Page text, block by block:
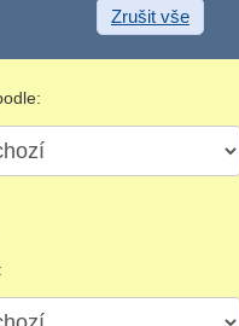
Zrušit vše